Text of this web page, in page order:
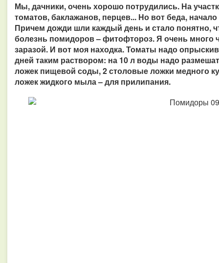
Мы, дачники, очень хорошо потрудились. На
томатов, баклажанов, перцев... Но вот беда,
Причем дожди шли каждый день и стало понятно,
болезнь помидоров – фитофтороз. Я очень много
заразой. И вот моя находка. Томаты надо
дней таким раствором: на 10 л воды надо
ложек пищевой соды, 2 столовые ложки медного
ложек жидкого мыла – для прилипания.